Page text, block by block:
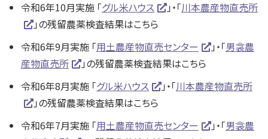
令和6年10月実施 「グル米ハウス 」・「川本農産物直売所
」の残留農薬検査結果はこちら
令和6年9月実施 「用土農産物直売センター 」・「男衾農
産物直売所
」の残留農薬検査結果はこちら
令和6年8月実施 「グル米ハウス 」・「川本農産物直売所
」の残留農薬検査結果はこちら
令和6年7月実施 「用土農産物直売センター 」・「男衾農